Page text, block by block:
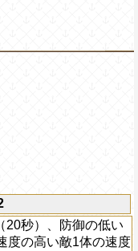
20秒）、防御の低い
度の高い敵1体の速度